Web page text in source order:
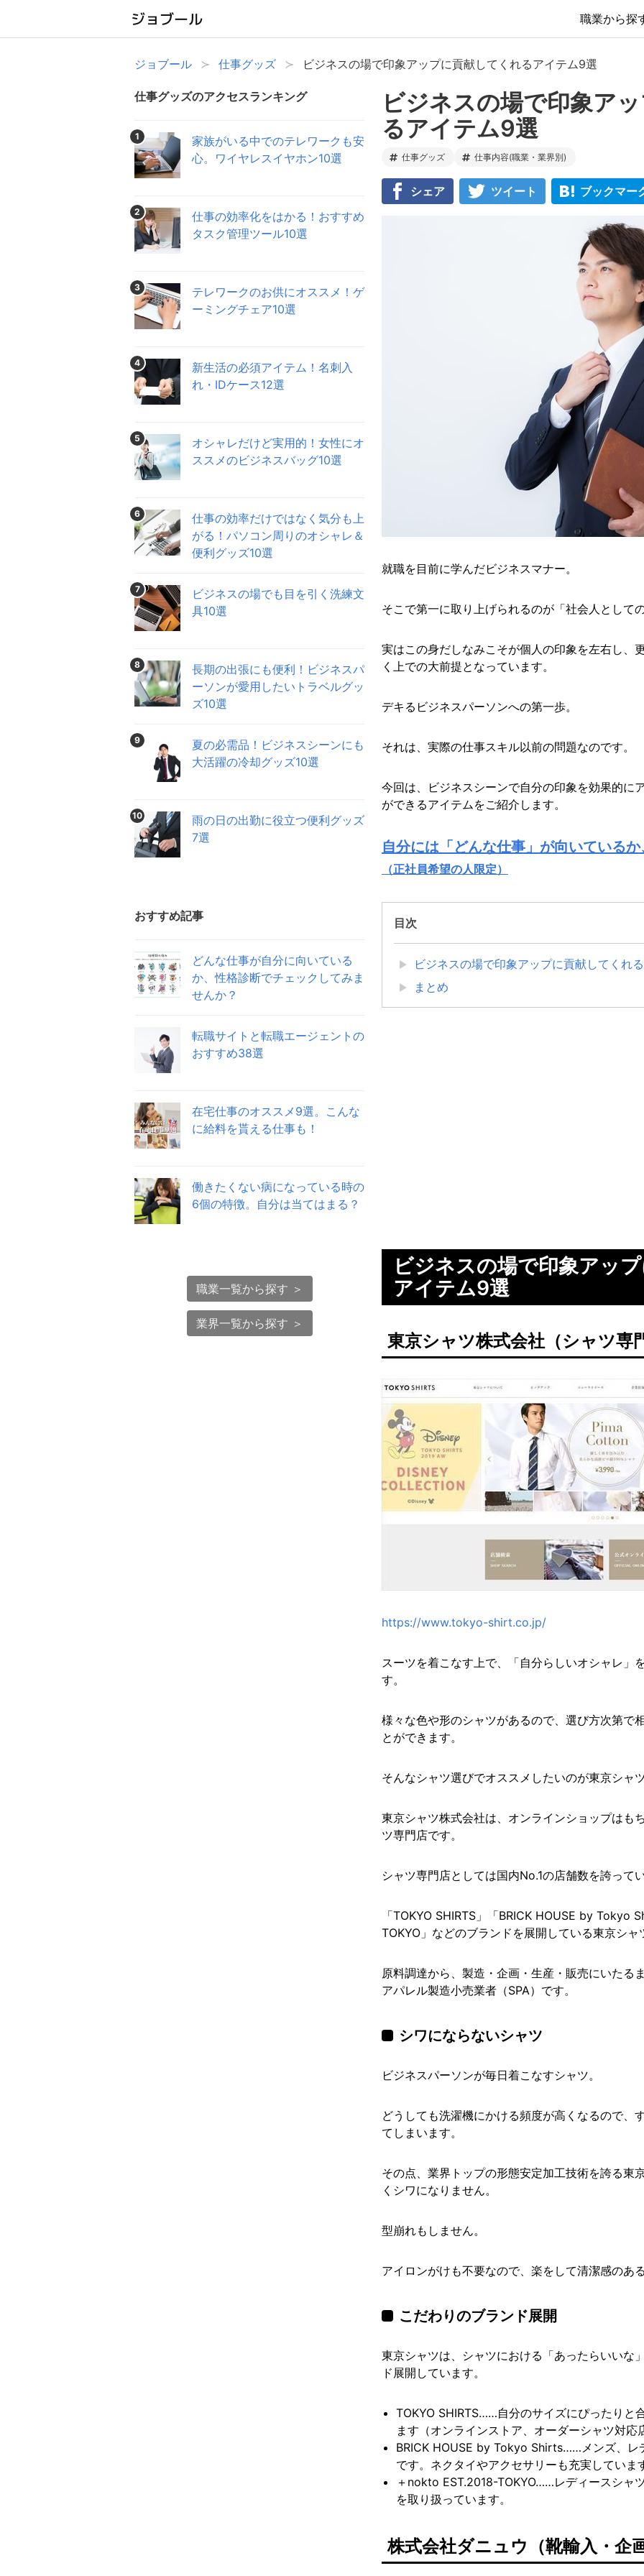
職業から探
ジョブール 仕事グッズ ビジネスの場で印象アップに貢献してくれるアイテム9選
仕事グッズのアクセスランキング
1
家族がいる中でのテレワークも安
心。ワイヤレスイヤホン10選
2
仕事の効率化をはかる！おすすめ
タスク管理ツール10選
3
テレワークのお供にオススメ！ゲ
ーミングチェア10選
4
新生活の必須アイテム！名刺入
れ・IDケース12選
5
オシャレだけど実用的！女性にオ
ススメのビジネスバッグ10選
6
仕事の効率だけではなく気分も上
がる！パソコン周りのオシャレ＆
便利グッズ10選
7
ビジネスの場でも目を引く洗練文
具10選
8
長期の出張にも便利！ビジネスパ
ーソンが愛用したいトラベルグッ
ズ10選
9
夏の必需品！ビジネスシーンにも
大活躍の冷却グッズ10選
10
雨の日の出勤に役立つ便利グッズ
7選
おすすめ記事
どんな仕事が自分に向いている
か、性格診断でチェックしてみま
せんか？
転職サイトと転職エージェントの
おすすめ38選
在宅仕事のオススメ9選。こんな
に給料を貰える仕事も！
働きたくない病になっている時の
6個の特徴。自分は当てはまる？
職業一覧から探す ＞
業界一覧から探す ＞
ビジネスの場で印象ア
るアイテム9選
仕事グッズ 仕事内容(職業・業界別)
シェア ツイート ブックマー
就職を目前に学んだビジネスマナー。
そこで第一に取り上げられるのが「社会人として
実はこの身だしなみこそが個人の印象を左右し、
く上での大前提となっています。
デキるビジネスパーソンへの第一歩。
それは、実際の仕事スキル以前の問題なのです。
今回は、ビジネスシーンで自分の印象を効果的に
ができるアイテムをご紹介します。
自分には「どんな仕事」が向いている
（正社員希望の人限定）
目次
ビジネスの場で印象アップに貢献してくれ
まとめ
ビジネスの場で印象アッ
アイテム9選
東京シャツ株式会社（シャツ専
https://www.tokyo-shirt.co.jp/
スーツを着こなす上で、「自分らしいオシャレ」
す。
様々な色や形のシャツがあるので、選び方次第で
とができます。
そんなシャツ選びでオススメしたいのが東京シャ
東京シャツ株式会社は、オンラインショップはも
ツ専門店です。
シャツ専門店としては国内No.1の店舗数を誇って
「TOKYO SHIRTS」「BRICK HOUSE by Tokyo
TOKYO」などのブランドを展開している東京シャ
原料調達から、製造・企画・生産・販売にいたる
アパレル製造小売業者（SPA）です。
シワにならないシャツ
ビジネスパーソンが毎日着こなすシャツ。
どうしても洗濯機にかける頻度が高くなるので、
てしまいます。
その点、業界トップの形態安定加工技術を誇る東
くシワになりません。
型崩れもしません。
アイロンがけも不要なので、楽をして清潔感のあ
こだわりのブランド展開
東京シャツは、シャツにおける「あったらいいな
ド展開しています。
TOKYO SHIRTS……自分のサイズにぴったりと
ます（オンラインストア、オーダーシャツ対応
BRICK HOUSE by Tokyo Shirts……メンズ、レ
です。ネクタイやアクセサリーも充実していま
＋nokto EST.2018-TOKYO……レディースシャ
を取り扱っています。
株式会社ダニュウ（靴輸入・企